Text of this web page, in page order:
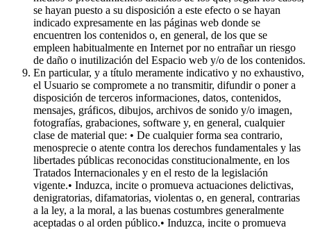
se hayan puesto a su disposición a este efecto o se hayan
indicado expresamente en las páginas web donde se
encuentren los contenidos o, en general, de los que se
empleen habitualmente en Internet por no entrañar un riesgo
de daño o inutilización del Espacio web y/o de los contenidos.
En particular, y a título meramente indicativo y no exhaustivo,
el Usuario se compromete a no transmitir, difundir o poner a
disposición de terceros informaciones, datos, contenidos,
mensajes, gráficos, dibujos, archivos de sonido y/o imagen,
fotografías, grabaciones, software y, en general, cualquier
clase de material que: • De cualquier forma sea contrario,
menosprecie o atente contra los derechos fundamentales y las
libertades públicas reconocidas constitucionalmente, en los
Tratados Internacionales y en el resto de la legislación
vigente.• Induzca, incite o promueva actuaciones delictivas,
denigratorias, difamatorias, violentas o, en general, contrarias
a la ley, a la moral, a las buenas costumbres generalmente
aceptadas o al orden público.• Induzca, incite o promueva